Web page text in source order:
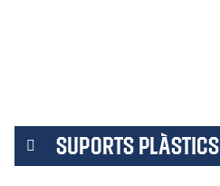
SUPORTS PLÀSTICS